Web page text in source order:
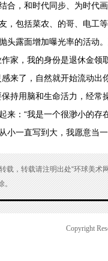
合，和时代同步、为时代
，包括菜农、的哥、电工
头露面增加曝光率的活动
家，我的身份是退休金领
来了，自然就开始流动出
持用脑和生命活力，经常
来：“我是一个很渺小的
小一直写到大，我愿意当
载，转载请注明出处“环球美术
。
Copyright